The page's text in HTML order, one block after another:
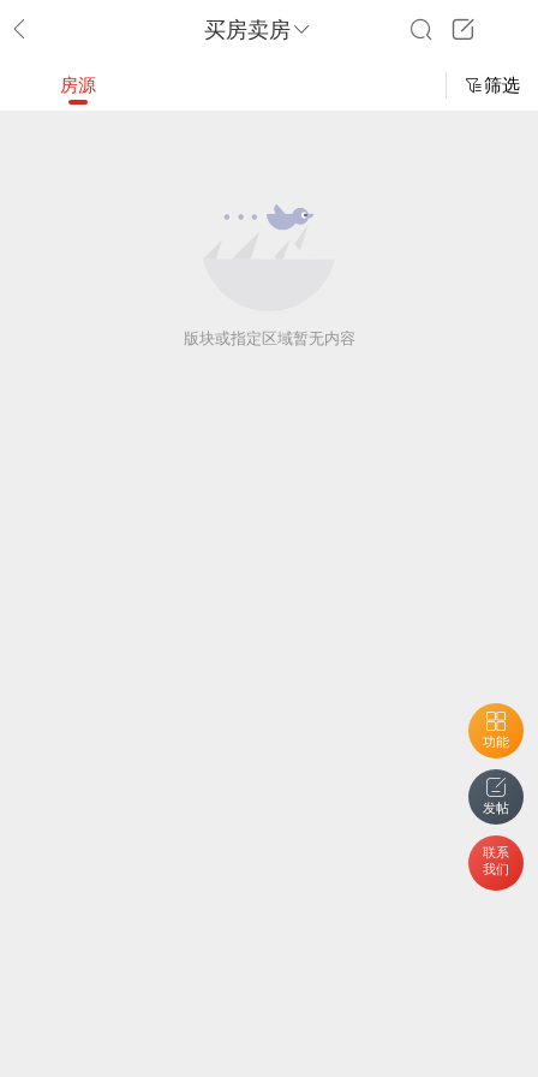
买房卖房
功能
发帖
联系
我们
房源 筛选
版块或指定区域暂无内容